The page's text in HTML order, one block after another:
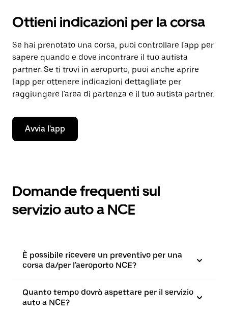
Ottieni indicazioni per la corsa
Se hai prenotato una corsa, puoi controllare l'app per
sapere quando e dove incontrare il tuo autista
partner. Se ti trovi in aeroporto, puoi anche aprire
l'app per ottenere indicazioni dettagliate per
raggiungere l'area di partenza e il tuo autista partner.
Avvia l'app
Domande frequenti sul
servizio auto a NCE
È possibile ricevere un preventivo per una
corsa da/per l'aeroporto NCE?
Quanto tempo dovrò aspettare per il servizio
auto a NCE?